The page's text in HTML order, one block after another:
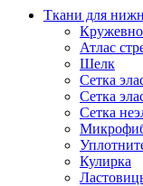
Ткани для
Атлас
Шелк
Сетка
Сетка
Сетка
Кулирка